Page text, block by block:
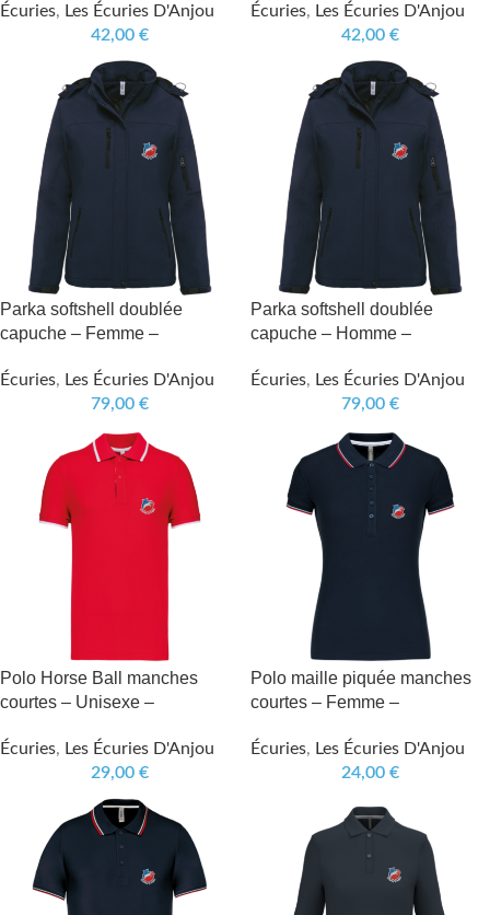
Écuries, Les Écuries D'Anjou
42,00 €
Écuries, Les Écuries D'Anjou
42,00 €
Parka softshell doublée
capuche – Femme –
Écuries, Les Écuries D'Anjou
79,00 €
Parka softshell doublée
capuche – Homme –
Écuries, Les Écuries D'Anjou
79,00 €
Polo Horse Ball manches
courtes – Unisexe –
Écuries, Les Écuries D'Anjou
29,00 €
Polo maille piquée manches
courtes – Femme –
Écuries, Les Écuries D'Anjou
24,00 €